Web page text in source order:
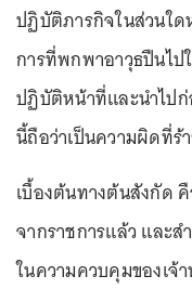
ปฏิบัติภารกิจในส่วนใ
การที่พกพาอาวุธปืนไป
ปฏิบัติหน้าที่และนำไป
นี้ถือว่าเป็นความผิดที่ร้
เบื้องต้นทางต้นสังกัด
จากราชการแล้ว และ
ในความควบคุมของเจ้